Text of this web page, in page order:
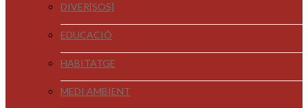
DIVER[SOS]
EDUCACIÓ
HABITATGE
MEDI AMBIENT